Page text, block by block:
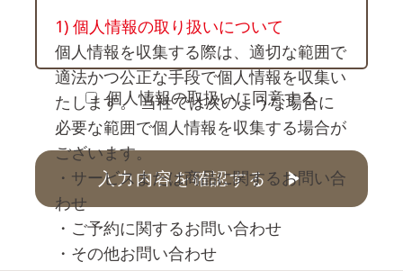
1) 個人情報の取り扱いについて
個人情報を収集する際は、適切な範囲で
適法かつ公正な手段で個人情報を収集い
たします。 当社では次のような場合に
必要な範囲で個人情報を収集する場合が
ございます。
・サービスまたは商品に関するお問い合
わせ
・ご予約に関するお問い合わせ
・その他お問い合わせ
個人情報の取扱いに同意する